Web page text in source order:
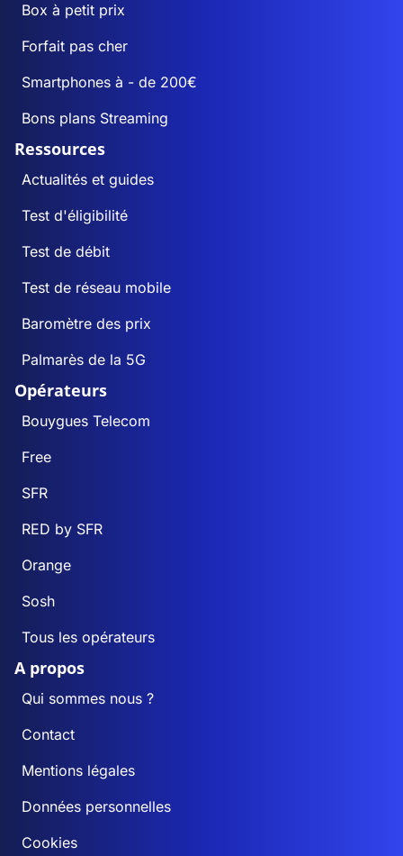
Box à petit prix
Forfait pas cher
Smartphones à - de 200€
Bons plans Streaming
Ressources
Actualités et guides
Test d'éligibilité
Test de débit
Test de réseau mobile
Baromètre des prix
Palmarès de la 5G
Opérateurs
Bouygues Telecom
Free
SFR
RED by SFR
Orange
Sosh
Tous les opérateurs
A propos
Qui sommes nous ?
Contact
Mentions légales
Données personnelles
Cookies